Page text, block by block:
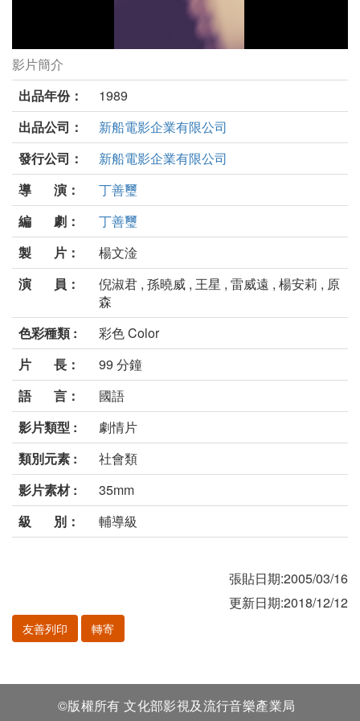
嬰靈劇照
影片簡介
出品年份：
1989
出品公司：
新船電影企業有限公司
發行公司：
新船電影企業有限公司
導 演：
丁善璽
編 劇：
丁善璽
製 片：
楊文淦
演 員：
倪淑君 , 孫曉威 , 王星 , 雷威遠 , 楊安莉 , 原
森
色彩種類 :
彩色 Color
片 長：
99 分鐘
語 言：
國語
影片類型 :
劇情片
類別元素 :
社會類
影片素材 :
35mm
級 別：
輔導級
張貼日期:2005/03/16
更新日期:2018/12/12
友善列印 轉寄
©版權所有 文化部影視及流行音樂產業局